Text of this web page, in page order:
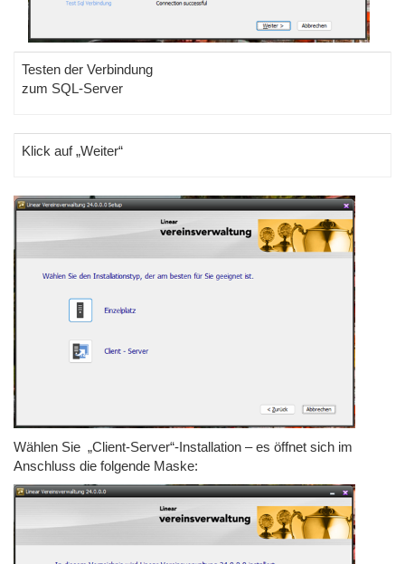
Testen der Verbindung
zum SQL-Server
Klick auf „Weiter“
Wählen Sie „Client-Server“-Installation – es öffnet sich im
Anschluss die folgende Maske: